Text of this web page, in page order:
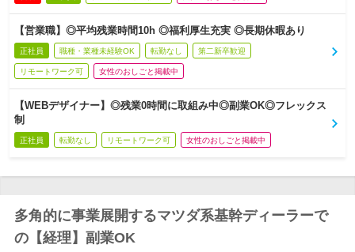
【営業職】◎平均残業時間10h ◎福利厚生充実 ◎長期休暇あり
正社員 職種・業種未経験OK 転勤なし 第二新卒歓迎
リモートワーク可 女性のおしごと掲載中
【WEBデザイナー】◎残業0時間に取組み中◎副業OK◎フレックス
制
正社員 転勤なし リモートワーク可 女性のおしごと掲載中
多角的に事業展開するマツダ系基幹ディーラーで
の【経理】副業OK